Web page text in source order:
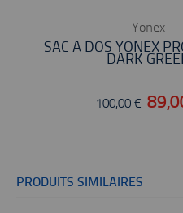
Yonex
SAC À DOS YONEX
DARK
100,00 €
PRODUITS SIMILAIRES